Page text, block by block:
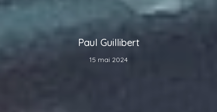
Paul Guillibert
15 mai 2024